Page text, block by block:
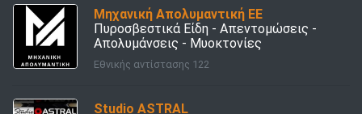
Μηχανική Απολυμαντική ΕΕ
Πυροσβεστικά Είδη - Απεντομώσεις -
Απολυμάνσεις - Μυοκτονίες
Εθνικής αντίστασης 122
Studio ASTRAL